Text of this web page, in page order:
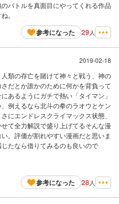
バトルを真面目にやってくれる作品
。
参考になった 29人
2019-02-18
類の存亡を賭けて神々と戦う、神の
だとか誰かのために何かを背負って
あるようにガチで熱い「タイマン」
例えるなら北斗の拳のラオウとケン
にエンドレスクライマックス状態、
て全力解説で盛り上げてるそんな漫
。評価が割れやすい漫画だと思いま
たなら借りてみるのも良いので
。
参考になった 28人